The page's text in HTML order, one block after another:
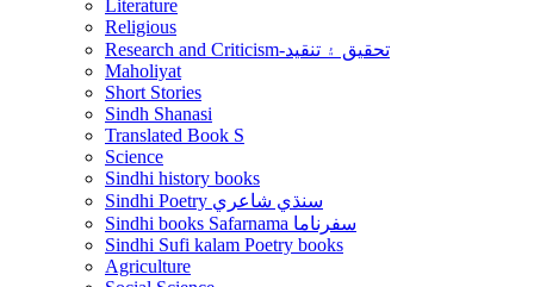
Literature
Religious
Research and Criticism-تحقيق ۽ تنقيد
Maholiyat
Short Stories
Sindh Shanasi
Translated Book S
Science
Sindhi history books
Sindhi Poetry سنڌي شاعري
Sindhi books Safarnama سفرناما
Sindhi Sufi kalam Poetry books
Agriculture